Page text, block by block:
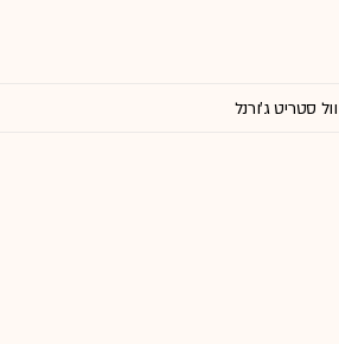
וול סטריט ג'ורנל